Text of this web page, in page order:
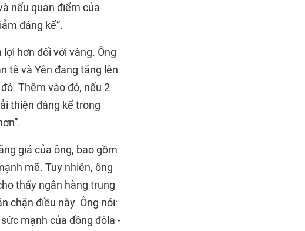
nếu quan điểm của
đáng kể”.
hơn đối với vàng. Ông
tệ và Yên đang tăng lên
Thêm vào đó, nếu 2
thiện đáng kể trong
giá của ông, bao gồm
mẽ. Tuy nhiên, ông
thấy ngân hàng trung
chặn điều này. Ông nói:
mạnh của đồng đôla -